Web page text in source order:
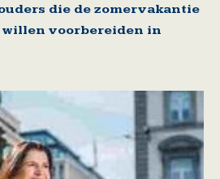
die de zomervakantie
voorbereiden in